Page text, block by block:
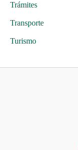
Trámites
Transporte
Turismo